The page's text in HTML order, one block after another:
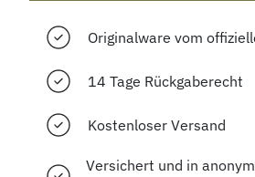
Originalware vom
14 Tage Rückgaberecht
Kostenloser Versand
Versichert und in